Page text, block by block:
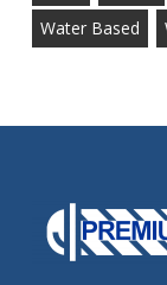
Water Based